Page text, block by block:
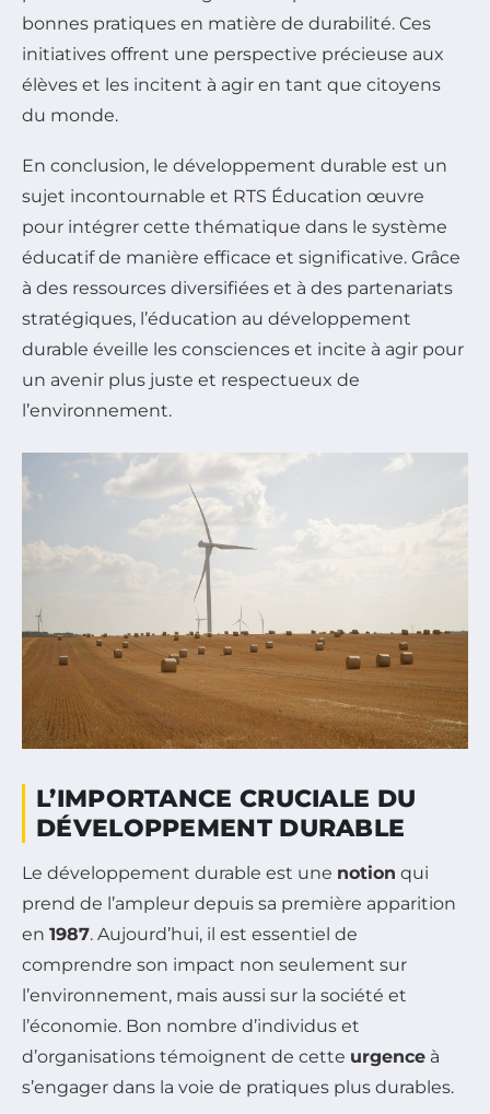
bonnes pratiques en matière de durabilité. Ces
initiatives offrent une perspective précieuse aux
élèves et les incitent à agir en tant que citoyens
du monde.
En conclusion, le développement durable est un
sujet incontournable et RTS Éducation œuvre
pour intégrer cette thématique dans le système
éducatif de manière efficace et significative. Grâce
à des ressources diversifiées et à des partenariats
stratégiques, l’éducation au développement
durable éveille les consciences et incite à agir pour
un avenir plus juste et respectueux de
l’environnement.
L’IMPORTANCE CRUCIALE DU
DÉVELOPPEMENT DURABLE
Le développement durable est une notion qui
prend de l’ampleur depuis sa première apparition
en 1987. Aujourd’hui, il est essentiel de
comprendre son impact non seulement sur
l’environnement, mais aussi sur la société et
l’économie. Bon nombre d’individus et
d’organisations témoignent de cette urgence à
s’engager dans la voie de pratiques plus durables.